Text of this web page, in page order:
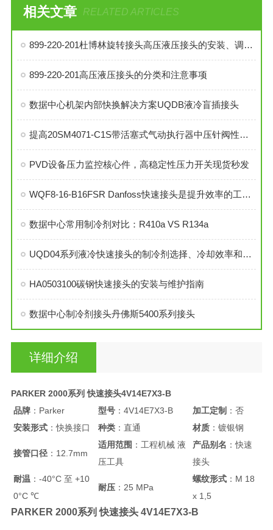
相关文章 RELATED ARTICLES
899-220-201杜博林旋转接头高压液压接头的安装、调试与维护技巧
899-220-201高压液压接头的分类和注意事项
数据中心机架内部快换解决方案UQDB液冷盲插接头
提高20SM4071-C1S带活塞式气动执行器中压针阀性能的技巧
PVD设备压力监控核心件，高稳定性压力开关现货秒发
WQF8-16-B16FSR Danfoss快速接头是提升效率的工业连接解决方案
数据中心常用制冷剂对比：R410a VS R134a
UQD04系列液冷快速接头的制冷剂选择、冷却效率和可靠性分析
HA0503100碳钢快速接头的安装与维护指南
数据中心制冷剂接头丹佛斯5400系列接头
详细介绍
PARKER 2000系列 快速接头4V14E7X3-B
品牌：Parker 型号：4V14E7X3-B 加工定制：否
安装形式：快换接口 种类：直通 材质：镀银钢
接管口径：12.7mm
适用范围 ：工程机械 液
压工具
产品别名 ：快速
接头
耐温 ：-40°C 至 +10
0°C ℃
耐压：25 MPa
螺纹形式：M 18
x 1,5
PARKER 2000系列 快速接头 4V14E7X3-B